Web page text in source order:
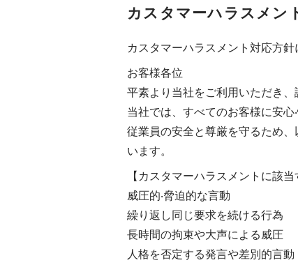
カスタマーハラスメン
カスタマーハラスメント対応⽅針
お客様各位
平素より当社をご利⽤いただき、
当社では、すべてのお客様に安⼼
従業員の安全と尊厳を守るため
います。
【カスタマーハラスメントに該当
威圧的‧脅迫的な⾔動
繰り返し同じ要求を続ける⾏為
⻑時間の拘束や⼤声による威圧
⼈格を否定する発⾔や差別的⾔動